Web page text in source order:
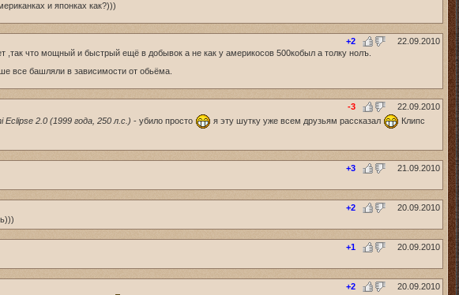
и японках как?)))
+2 22.09.2010
,так что мощный и быстрый ещё в добывок а не как у америкосов 500кобыл а толку нолъ.
все башляли в зависимости от обьёма.
-3 22.09.2010
2.0 (1999 года, 250 л.с.) - убило просто я эту шутку уже всем друзьям рассказал
Клипс
+3 21.09.2010
+2 20.09.2010
+1 20.09.2010
+2 20.09.2010